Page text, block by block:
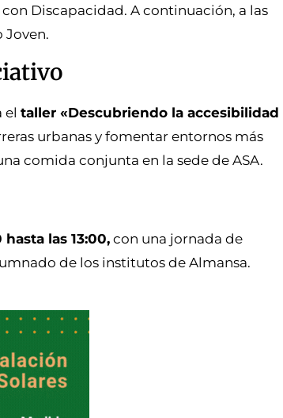
Discapacidad. A continuación, a las
Joven.
el taller «Descubriendo la accesibilidad
urbanas y fomentar entornos más
comida conjunta en la sede de ASA.
las 13:00, con una jornada de
de los institutos de Almansa.